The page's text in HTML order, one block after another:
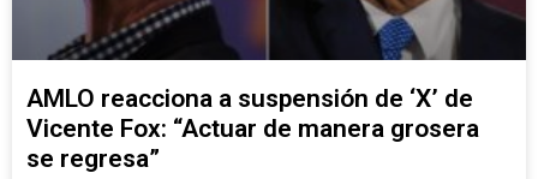
AMLO reacciona a suspensión de ‘X’ de
Vicente Fox: “Actuar de manera grosera
se regresa”